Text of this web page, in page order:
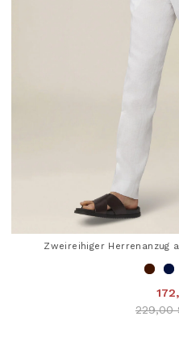
Zweireihiger Herrenanzug
Price